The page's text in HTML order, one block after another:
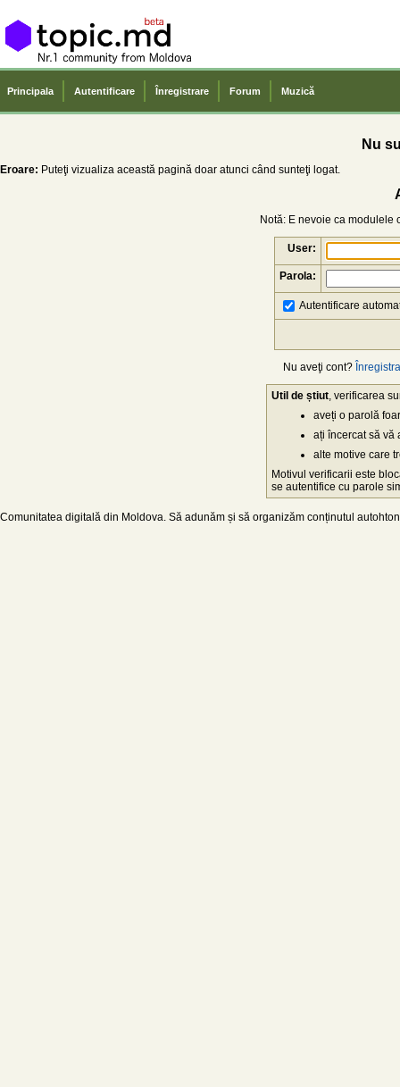
Principala Autentificare Înregistrare Forum Muzică
Nu
Eroare: Puteţi vizualiza această pagină doar atunci când sunteţi logat.
Notă: E nevoie ca modulele
User:
Parola:
Autentificare
Nu aveţi cont?
Util de știut , verificarea
aveți o parolă
ați încercat să vă
alte motive care
Motivul verificarii este
se autentifice cu parole
Comunitatea digitală din Moldova. Să adunăm și să organizăm conținutul